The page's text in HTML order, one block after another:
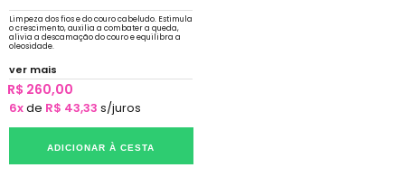
Limpeza dos fios e do couro cabeludo. Estimula
o crescimento, auxilia a combater a queda,
alivia a descamação do couro e equilibra a
oleosidade.
ver mais
R$ 260,00
6xde R$ 43,33 s/juros
ADICIONAR À CESTA